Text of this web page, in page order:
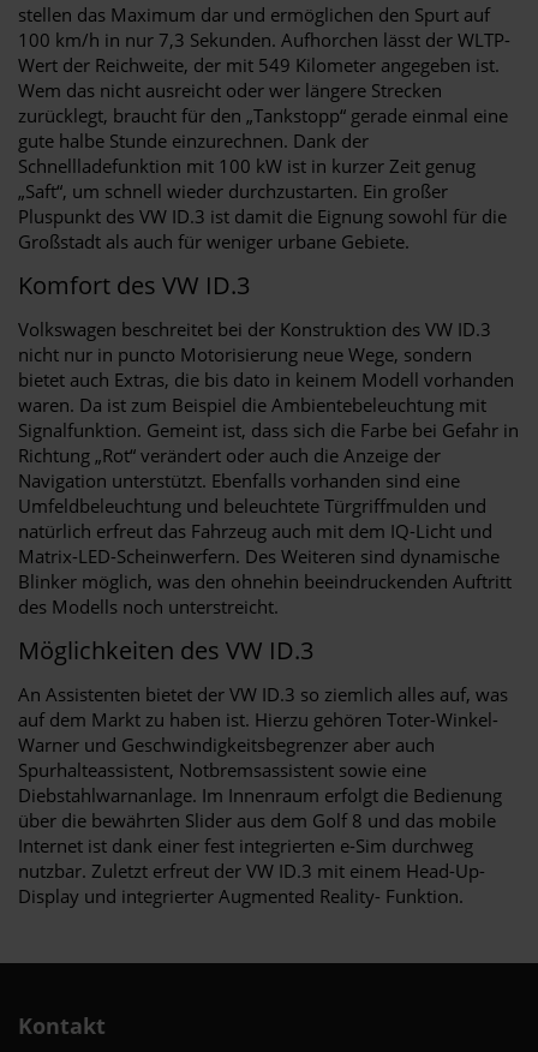
stellen das Maximum dar und ermöglichen den Spurt auf
100 km/h in nur 7,3 Sekunden. Aufhorchen lässt der WLTP-
Wert der Reichweite, der mit 549 Kilometer angegeben ist.
Wem das nicht ausreicht oder wer längere Strecken
zurücklegt, braucht für den „Tankstopp“ gerade einmal eine
gute halbe Stunde einzurechnen. Dank der
Schnellladefunktion mit 100 kW ist in kurzer Zeit genug
„Saft“, um schnell wieder durchzustarten. Ein großer
Pluspunkt des VW ID.3 ist damit die Eignung sowohl für die
Großstadt als auch für weniger urbane Gebiete.
Komfort des VW ID.3
Volkswagen beschreitet bei der Konstruktion des VW ID.3
nicht nur in puncto Motorisierung neue Wege, sondern
bietet auch Extras, die bis dato in keinem Modell vorhanden
waren. Da ist zum Beispiel die Ambientebeleuchtung mit
Signalfunktion. Gemeint ist, dass sich die Farbe bei Gefahr in
Richtung „Rot“ verändert oder auch die Anzeige der
Navigation unterstützt. Ebenfalls vorhanden sind eine
Umfeldbeleuchtung und beleuchtete Türgriffmulden und
natürlich erfreut das Fahrzeug auch mit dem IQ-Licht und
Matrix-LED-Scheinwerfern. Des Weiteren sind dynamische
Blinker möglich, was den ohnehin beeindruckenden Auftritt
des Modells noch unterstreicht.
Möglichkeiten des VW ID.3
An Assistenten bietet der VW ID.3 so ziemlich alles auf, was
auf dem Markt zu haben ist. Hierzu gehören Toter-Winkel-
Warner und Geschwindigkeitsbegrenzer aber auch
Spurhalteassistent, Notbremsassistent sowie eine
Diebstahlwarnanlage. Im Innenraum erfolgt die Bedienung
über die bewährten Slider aus dem Golf 8 und das mobile
Internet ist dank einer fest integrierten e-Sim durchweg
nutzbar. Zuletzt erfreut der VW ID.3 mit einem Head-Up-
Display und integrierter Augmented Reality- Funktion.
Kontakt